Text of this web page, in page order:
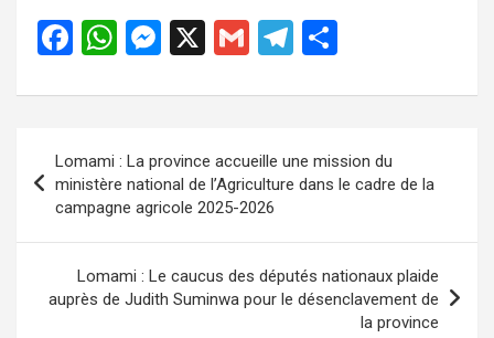
F
ce
o
o
k
W
at
s
A
p
p
M
se
g
er
X
G
ail
T
e
a
ta
g
er
de
l’article
Lomami : La province accueille une mission du
ministère national de l’Agriculture dans le cadre de la
campagne agricole 2025-2026
Lomami : Le caucus des députés nationaux plaide
auprès de Judith Suminwa pour le désenclavement de
la province